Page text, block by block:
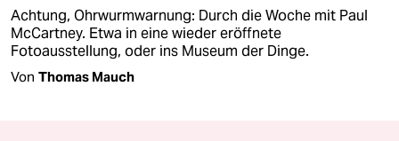
Achtung, Ohrwurmwarnung: Durch die Woche mit Paul
McCartney. Etwa in eine wieder eröffnete
Fotoausstellung, oder ins Museum der Dinge.
Von Thomas Mauch